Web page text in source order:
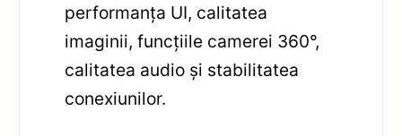
performanța UI, calitatea
imaginii, funcțiile camerei 360°,
calitatea audio și stabilitatea
conexiunilor.